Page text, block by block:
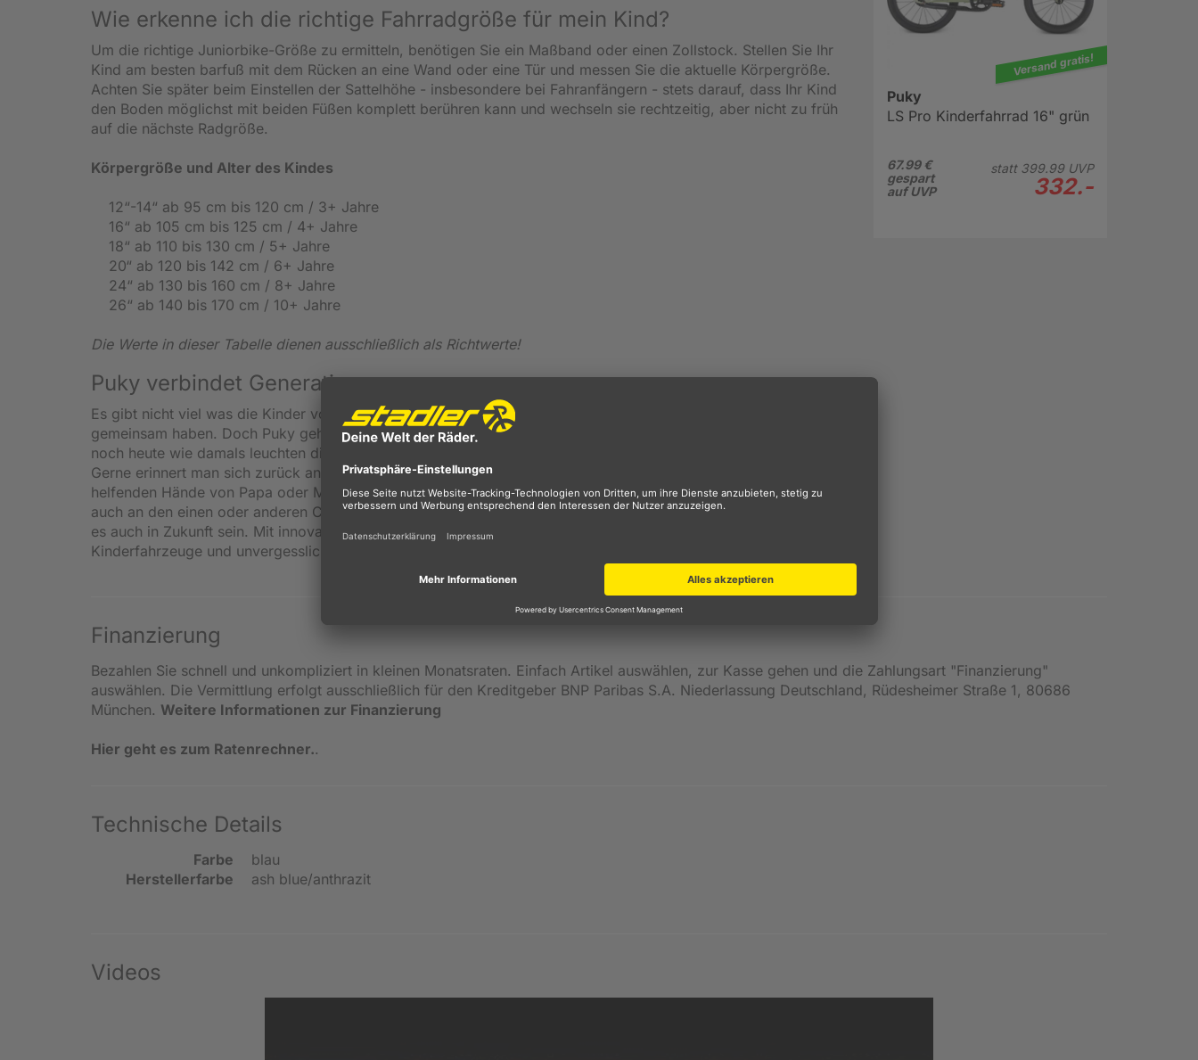
Wie erkenne ich die richtige Fahrradgröße für mein Kind?
Um die richtige Juniorbike-Größe zu ermitteln, benötigen Sie ein Maßband oder einen Zollstock. Stellen Sie Ihr
Kind am besten barfuß mit dem Rücken an eine Wand oder eine Tür und messen Sie die aktuelle Körpergröße.
Achten Sie später beim Einstellen der Sattelhöhe - insbesondere bei Fahranfängern - stets darauf, dass Ihr Kind
den Boden möglichst mit beiden Füßen komplett berühren kann und wechseln sie rechtzeitig, aber nicht zu früh
auf die nächste Radgröße.
Körpergröße und Alter des Kindes
12“-14“ ab 95 cm bis 120 cm / 3+ Jahre
16“ ab 105 cm bis 125 cm / 4+ Jahre
18“ ab 110 bis 130 cm / 5+ Jahre
20“ ab 120 bis 142 cm / 6+ Jahre
24“ ab 130 bis 160 cm / 8+ Jahre
26“ ab 140 bis 170 cm / 10+ Jahre
Die Werte in dieser Tabelle dienen ausschließlich als Richtwerte!
Puky verbindet Generationen
Es gibt nicht viel was die Kinder von heute mit den Kindheitserinnerungen der Groß- oder sogar Urgroßeltern
gemeinsam haben. Doch Puky gehört zur Kindheit schon seit Bestehen der Bundesrepublik Deutschland. Und
noch heute wie damals leuchten die Augen von Kindern und Erwachsenen, wenn sie die kleinen Renner sehen.
Gerne erinnert man sich zurück an sein erstes, heiß geliebtes Fahrrad. Die ersten Fahrversuche und die
helfenden Hände von Papa oder Mama. Das großartige Gefühl endlich alleine fahren zu können. Und vielleicht
auch an den einen oder anderen Crash und die aufgeschürften Knie oder Hände. Puky war mit dabei und wird
es auch in Zukunft sein. Mit innovativen und sicheren Produkten schafft Puky auch weiterhin tolle
Kinderfahrzeuge und unvergessliche Momente.
Versand gratis!
Puky
LS Pro Kinderfahrrad 16" grün
67.99 €
gespart
auf UVP
statt 399.99UVP
332.-
Finanzierung
Bezahlen Sie schnell und unkompliziert in kleinen Monatsraten. Einfach Artikel auswählen, zur Kasse gehen und die Zahlungsart "Finanzierung"
auswählen. Die Vermittlung erfolgt ausschließlich für den Kreditgeber BNP Paribas S.A. Niederlassung Deutschland, Rüdesheimer Straße 1, 80686
München. Weitere Informationen zur Finanzierung
Hier geht es zum Ratenrechner..
Technische Details
Farbe
blau
Herstellerfarbe
ash blue/anthrazit
Videos